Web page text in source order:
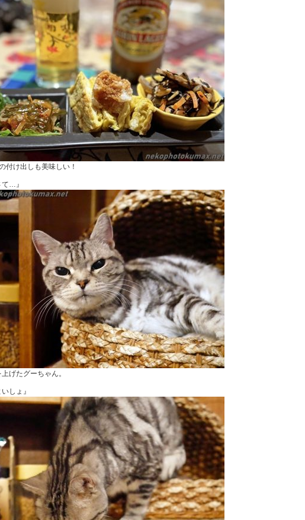
付け出しも美味しい！
て…』
上げたグーちゃん。
いしょ』